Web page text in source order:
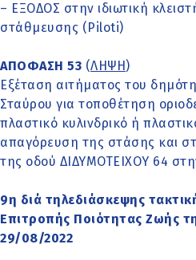
– ΕΞΟΔΟΣ στην ιδιωτική
στάθμευσης (Piloti)
ΑΠΟΦΑΣΗ 53 (ΛΗΨΗ )
Εξέταση αιτήματος του
Σταύρου για τοποθέτηση
πλαστικό κυλινδρικό ή
απαγόρευση της στάσης και
της οδού ΔΙΔΥΜΟΤΕΙΧΟΥ 64
9η διά τηλεδιάσκεψης
Επιτροπής Ποιότητας Ζωής
29/08/2022